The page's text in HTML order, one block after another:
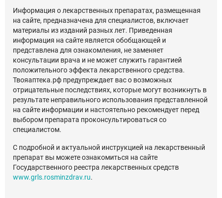
Информация о лекарственных препаратах, размещенная
на сайте, предназначена для специалистов, включает
материалы из изданий разных лет. Приведенная
информация на сайте является обобщающей и
представлена для ознакомления, не заменяет
консультации врача и не может служить гарантией
положительного эффекта лекарственного средства.
Твояаптека.рф предупреждает вас о возможных
отрицательные последствиях, которые могут возникнуть в
результате неправильного использования представленной
на сайте информации и настоятельно рекомендует перед
выбором препарата проконсультироваться со
специалистом.
С подробной и актуальной инструкцией на лекарственный
препарат вы можете ознакомиться на сайте
Государственного реестра лекарственных средств
www.grls.rosminzdrav.ru.